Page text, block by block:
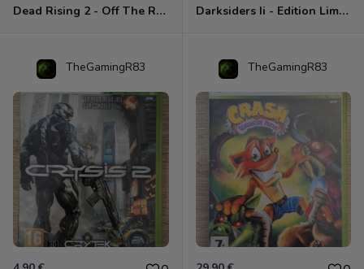
Dead Rising 2 - Off The Record Xbox 360 Darksiders Ii - Edition Limitée Xbox 360
TheGamingR83 TheGamingR83